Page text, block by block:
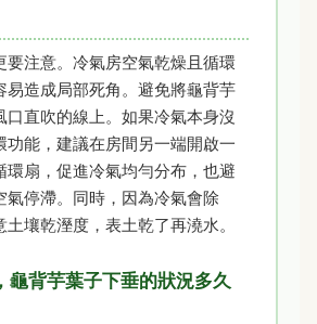
要注意。冷氣房空氣乾燥且循環
易造成局部死角。避免將龜背芋
口直吹的線上。如果冷氣本身沒
功能，建議在房間另一端開啟一
環扇，促進冷氣均勻分布，也避
氣停滯。同時，因為冷氣會除
壤乾溼度，表土乾了再澆水。
龜背芋葉子下垂的狀況多久